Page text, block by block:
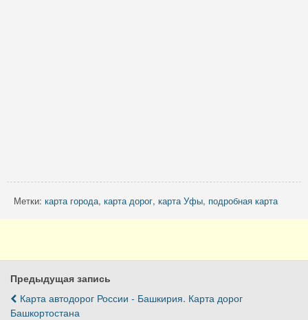
Метки: карта города, карта дорог, карта Уфы, подробная карта
Предыдущая запись
Карта автодорог России - Башкирия. Карта дорог
Башкортостана